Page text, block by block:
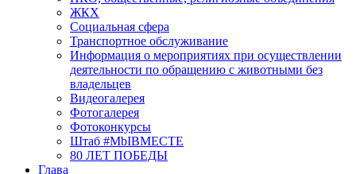
ЖКХ
Социальная сфера
Транспортное обслуживание
Информация о мероприятиях при осуществлении
деятельности по обращению с животными без
владельцев
Видеогалерея
Фотогалерея
Фотоконкурсы
Штаб #MbIBMECTE
80 ЛЕТ ПОБЕДЫ
Глава